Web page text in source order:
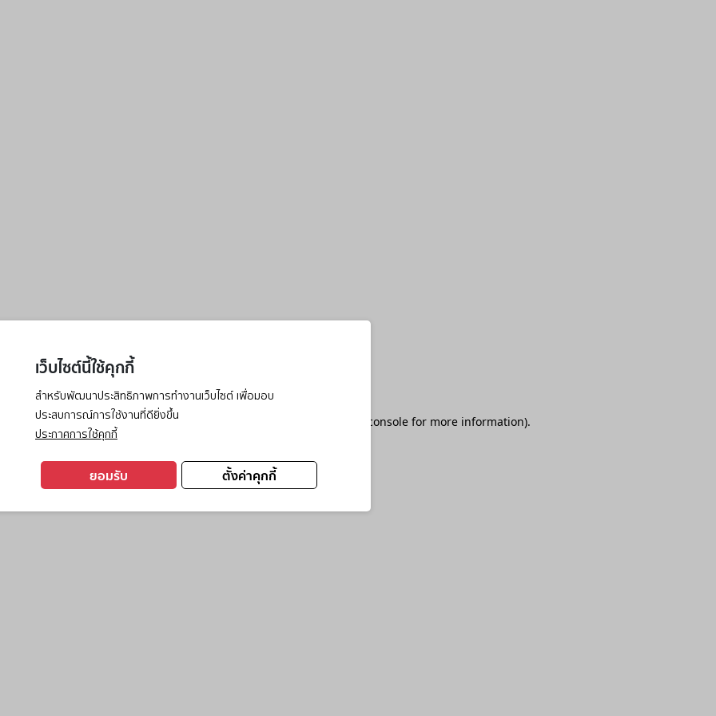
เว็บไซต์นี้ใช้คุกกี้
สำหรับพัฒนาประสิทธิภาพการทำงานเว็บไซต์ เพื่อมอบ
ประสบการณ์การใช้งานที่ดียิ่งขึ้น
ประกาศการใช้คุกกี้
ตั้งค่าคุกกี้
ยอมรับ
has occurred while loading browser console for more information).